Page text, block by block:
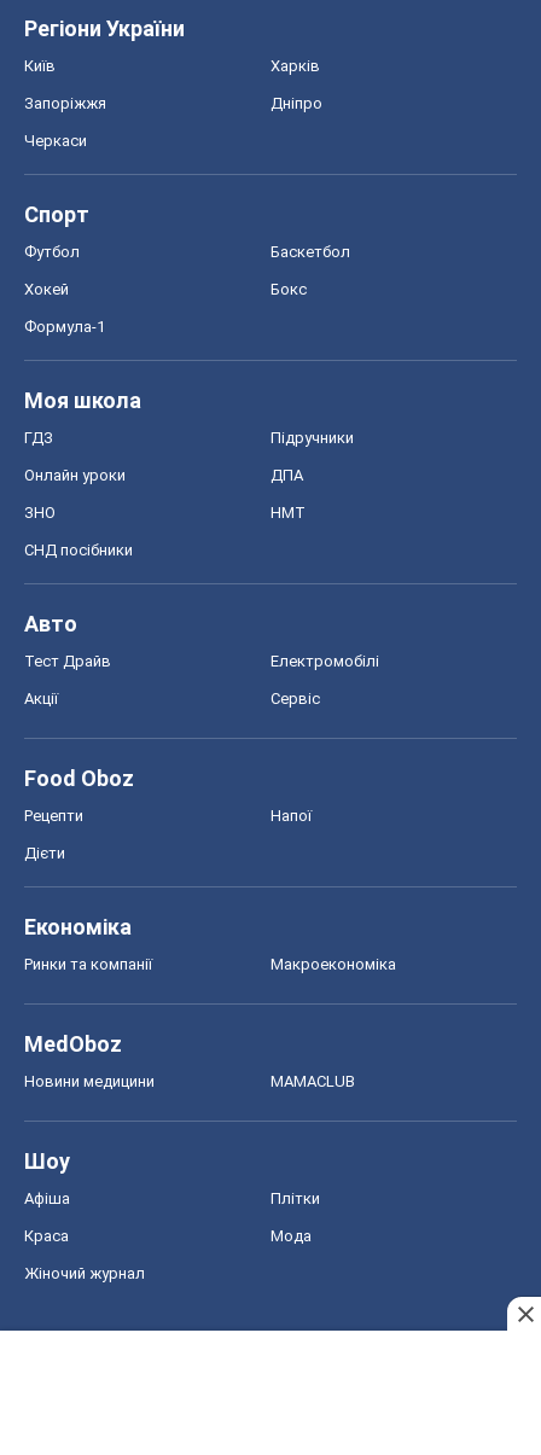
Регіони України
Київ Харків
Запоріжжя Дніпро
Черкаси
Спорт
Футбол Баскетбол
Хокей Бокс
Формула-1
Моя школа
ГДЗ Підручники
Онлайн уроки ДПА
ЗНО НМТ
СНД посібники
Авто
Тест Драйв Електромобілі
Акції Сервіс
Food Oboz
Рецепти Напої
Дієти
Економіка
Ринки та компанії Макроекономіка
MedOboz
Новини медицини MAMACLUB
Шоу
Афіша Плітки
Краса Мода
Жіночий журнал